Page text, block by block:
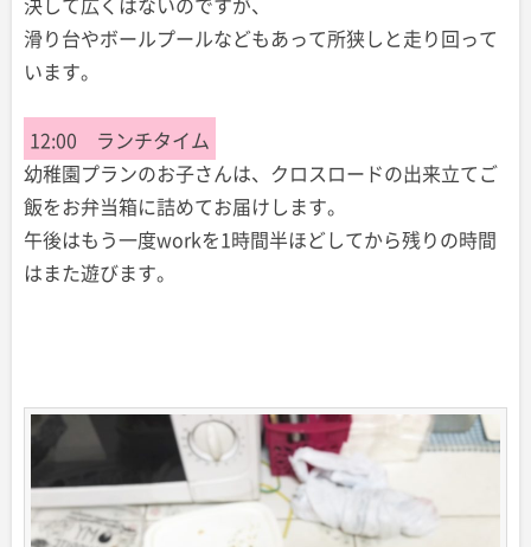
滑り台やボールプールなどもあって所狭しと走り回って
います。
12:00 ランチタイム
幼稚園プランのお子さんは、クロスロードの出来立てご
飯をお弁当箱に詰めてお届けします。
午後はもう一度workを1時間半ほどしてから残りの時間
はまた遊びます。